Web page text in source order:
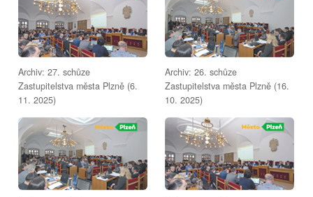
Archiv: 27. schůze
Zastupitelstva města Plzně (6.
11. 2025)
Archiv: 26. schůze
Zastupitelstva města Plzně (16.
10. 2025)